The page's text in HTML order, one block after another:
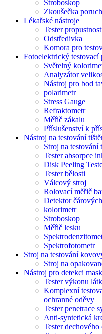
Stroboskop
Zkoušečka
Lékařské nástroje
Tester
Odstředivka
Komora pro
Fotoelektrický testovací
Světelný
Analyzátor
Nástroj pro bod
polarimetr
Stress Gauge
Refraktometr
Měřič zákalu
Příslušenství k
Nástroj na testování
Stroj na testování
Tester absorpce
Disk Peeling
Tester bělosti
Válcový stroj
Rolovací měřič
Detektor
kolorimetr
Stroboskop
Měřič lesku
Spektrofotometr
Stroj na testování
Stroj na
Nástroj pro detekci
Tester výkonu
Komplexní
ochranné oděvy
Tester penetrace
Anti-syntetická
Tester